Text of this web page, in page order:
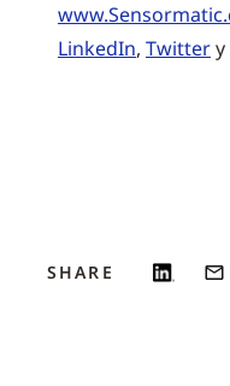
LinkedIn, Twitter
SHARE